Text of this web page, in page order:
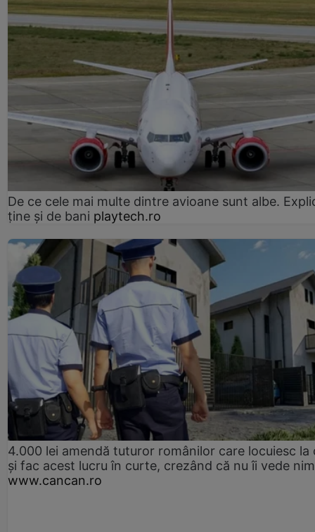
De ce cele mai multe dintre avioane sunt albe.
ține și de bani playtech.ro
4.000 lei amendă tuturor românilor care locuiesc la
și fac acest lucru în curte, crezând că nu îi vede
www.cancan.ro